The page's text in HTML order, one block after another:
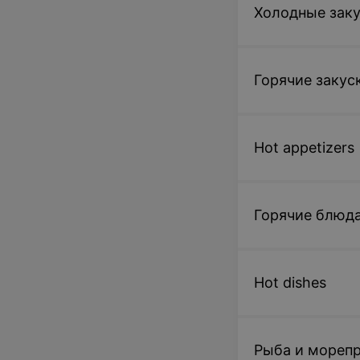
Холодные
Горячие
Hot appetizers
Горячие
Hot dishes
Рыба и